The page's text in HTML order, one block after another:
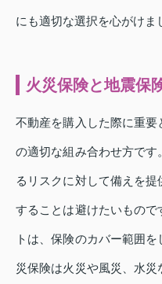
にも適切な選択を心がけま
火災保険と地震保
不動産を購入した際に重
の適切な組み合わせ方で
るリスクに対して備えを
することは避けたいもの
トは、保険のカバー範囲
災保険は火災や風災、水